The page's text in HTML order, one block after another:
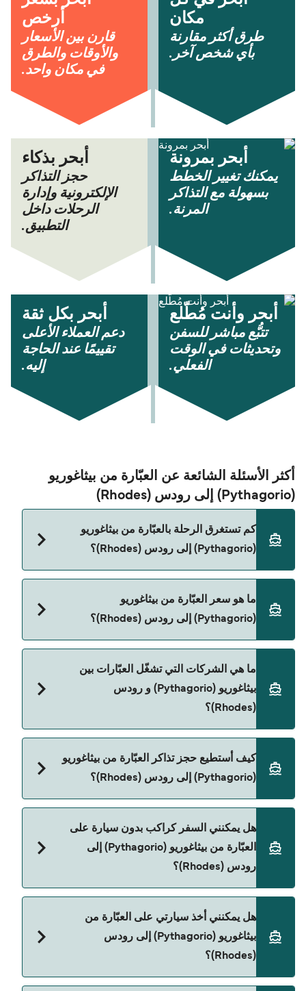
مكان
طرق أكثر مقارنة
بأي شخص آخر.
أرخص
قارن بين الأسعار
والأوقات والطرق
في مكان واحد.
أبحر بمرونة
يمكنك تغيير الخطط
بسهولة مع التذاكر
المرنة.
أبحر بذكاء
حجز التذاكر
الإلكترونية وإدارة
الرحلات داخل
التطبيق.
أبحر وأنت مُطّلع
تتبُّع مباشر للسفن
وتحديثات في الوقت
الفعلي.
أبحر بكل ثقة
دعم العملاء الأعلى
تقييمًا عند الحاجة
إليه.
أكثر الأسئلة الشائعة عن العبّارة من بيثاغوريو
(Pythagorio) إلى رودس (Rhodes)
كم تستغرق الرحلة بالعبّارة من بيثاغوريو
(Pythagorio) إلى رودس (Rhodes)؟
رودس (Rhodes) تقريباً 9 ساعات 10 دقائق. مدة الإبحار
ممكن تختلف حسب الموسم والشركة، لذلك ننصحك
بمراجعة الأوقات المباشرة باستخدام Direct Ferries
ما هو سعر العبّارة من بيثاغوريو
(Pythagorio) إلى رودس (Rhodes)؟
(Rhodes) يختلف حسب الموسم. متوسط سعر الرحلة هو
830٫09 ر.ق.‏SAR. السعر لا يشمل رسوم الحجز.
ما هي الشركات التي تشغّل العبّارات بين
بيثاغوريو (Pythagorio) و رودس
(Rhodes)؟
من بيثاغوريو (Pythagorio) إلى رودس (Rhodes).
كيف أستطيع حجز تذاكر العبّارة من بيثاغوريو
(Pythagorio) إلى رودس (Rhodes)؟
صفحة العروض لمعرفة أحدث التخفيضات.
هل يمكنني السفر كراكب بدون سيارة على
العبّارة من بيثاغوريو (Pythagorio) إلى
رودس (Rhodes)؟
نعم، يمكنك السفر كراكب بدون سيارة من بيثاغوريو
Dodekanisos Seaways
هل يمكنني أخذ سيارتي على العبّارة من
بيثاغوريو (Pythagorio) إلى رودس
(Rhodes)؟